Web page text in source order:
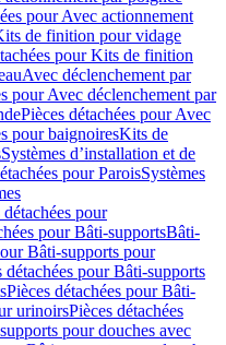
pour Avec actionnement
de finition pour vidage
pour Kits de finition
Avec déclenchement par
pour Avec déclenchement par
Pièces détachées pour Avec
pour baignoiresKits de
Systèmes d’installation et de
pour ParoisSystèmes
détachées pour
pour Bâti-supportsBâti-
Bâti-supports pour
détachées pour Bâti-supports
Pièces détachées pour Bâti-
urinoirsPièces détachées
pour douches avec